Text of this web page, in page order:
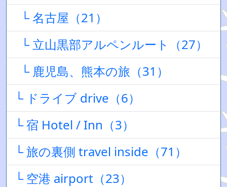
└ 名古屋（21）
└ 立山黒部アルペンルート（27）
└ 鹿児島、熊本の旅（31）
└ ドライブ drive（6）
└ 宿 Hotel / Inn（3）
└ 旅の裏側 travel inside（71）
└ 空港 airport（23）